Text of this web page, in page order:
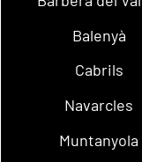
Balenyà
Cabrils
Navarcles
Muntanyola